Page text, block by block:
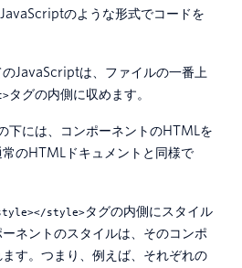
のような形式でコードを
JavaScriptは、ファイルの一番上
タグの内側に収めます。
下には、コンポーネントのHTMLを
のHTMLドキュメントと同様で
style>タグの内側にスタイル
ネントのスタイルは、そのコンポ
す。つまり、例えば、それぞれの